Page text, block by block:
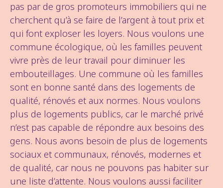
pas par de gros promoteurs immobiliers qui ne
cherchent qu’à se faire de l’argent à tout prix et
qui font exploser les loyers. Nous voulons une
commune écologique, où les familles peuvent
vivre près de leur travail pour diminuer les
embouteillages. Une commune où les familles
sont en bonne santé dans des logements de
qualité, rénovés et aux normes. Nous voulons
plus de logements publics, car le marché privé
n’est pas capable de répondre aux besoins des
gens. Nous avons besoin de plus de logements
sociaux et communaux, rénovés, modernes et
de qualité, car nous ne pouvons pas habiter sur
une liste d’attente. Nous voulons aussi faciliter